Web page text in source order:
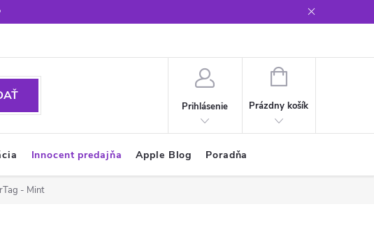
Prihlásenie
NÁKUPNÝ
Prázdny košík
Innocent predajňa Apple Blog Poradňa
- Mint